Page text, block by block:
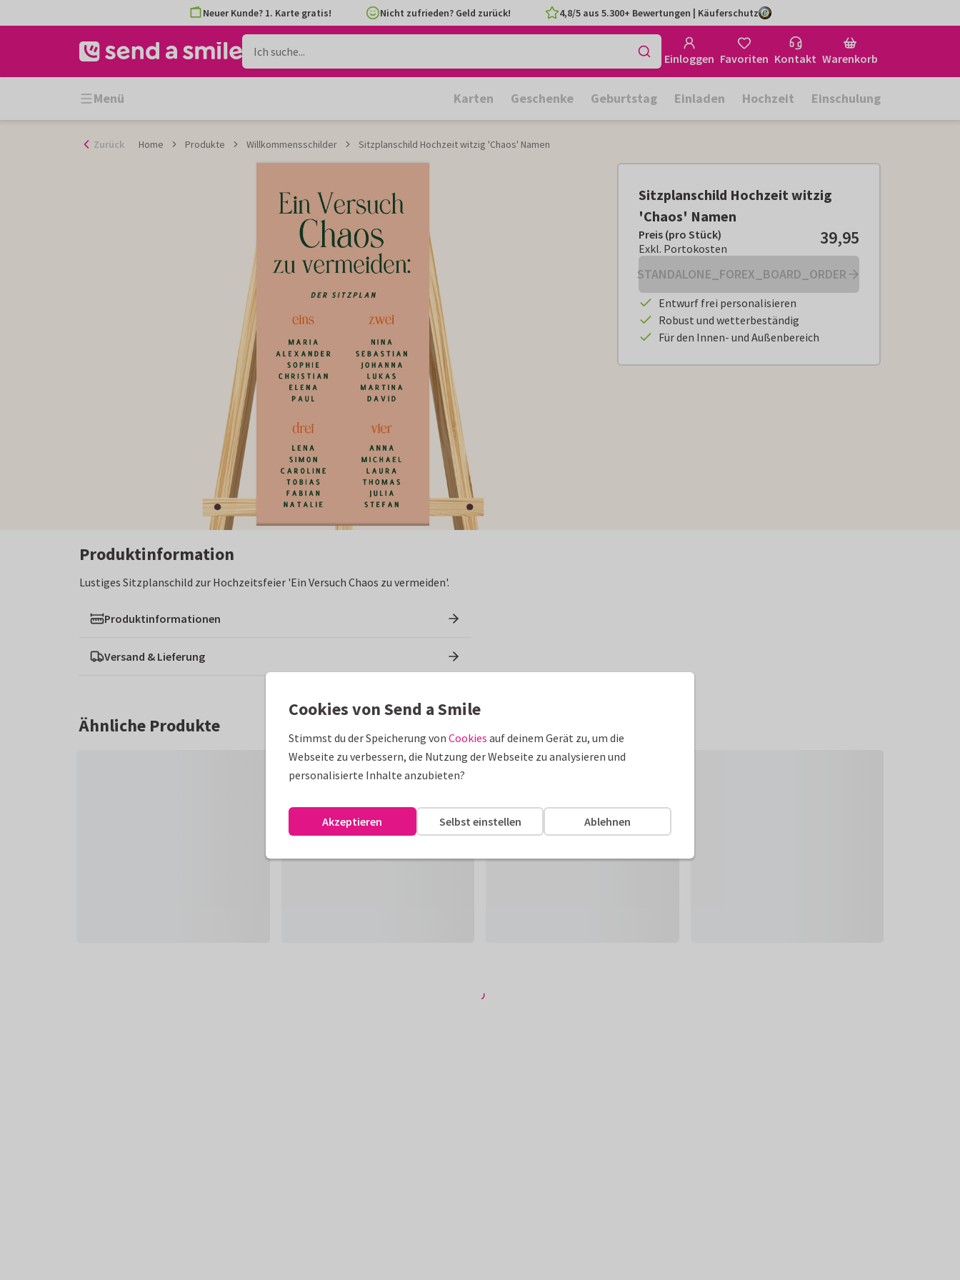
Inhalt
Neuer Kunde? 1. Karte gratis! Nicht zufrieden? Geld zurück! 4,8/5 aus 5.300+ Bewertungen | Käuferschutz
Einloggen Favoriten Kontakt Warenkorb
Menü Karten Geschenke Geburtstag Einladen Hochzeit Einschulung
Zurück Home Produkte Willkommensschilder Sitzplanschild Hochzeit witzig 'Chaos' Namen
Sitzplanschild Hochzeit witzig
'Chaos' Namen
Preis (pro Stück): Exkl. Portokosten
Preis (pro Stück)
Exkl. Portokosten
39,95
STANDALONE_FOREX_BOARD_ORDER
Entwurf frei personalisieren
Robust und wetterbeständig
Für den Innen- und Außenbereich
Produktinformation
Lustiges Sitzplanschild zur Hochzeitsfeier 'Ein Versuch Chaos zu vermeiden'.
Produktinformationen
Versand & Lieferung
Ähnliche Produkte
Cookies von Send a Smile
Stimmst du der Speicherung von Cookies auf deinem Gerät zu, um die
Webseite zu verbessern, die Nutzung der Webseite zu analysieren und
personalisierte Inhalte anzubieten?
Ablehnen
Selbst einstellen
Akzeptieren